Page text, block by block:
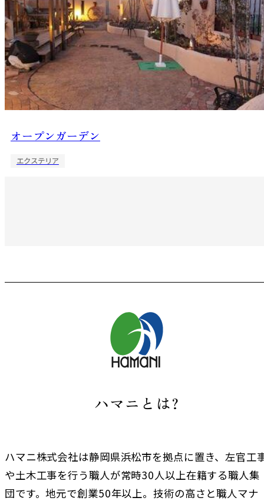
オープンガーデン
エクステリア
ハマニとは?
ハマニ株式会社は静岡県浜松市を拠点に置き、左官工
や土木工事を行う職人が常時30人以上在籍する職人集
団です。地元で創業50年以上。技術の高さと職人マナ